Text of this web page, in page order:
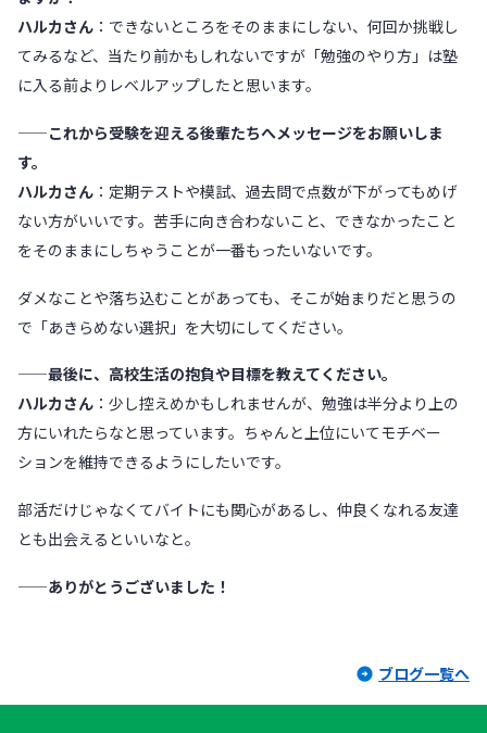
ハルカさん ：できないところをそのままにしない、何回か挑戦し
てみるなど、当たり前かもしれないですが「勉強のやり方」は塾
に入る前よりレベルアップしたと思います。
——これから受験を迎える後輩たちへメッセージをお願いしま
す。
ハルカさん ：定期テストや模試、過去問で点数が下がってもめげ
ない方がいいです。苦手に向き合わないこと、できなかったこと
をそのままにしちゃうことが一番もったいないです。
ダメなことや落ち込むことがあっても、そこが始まりだと思うの
で「あきらめない選択」を大切にしてください。
——最後に、高校生活の抱負や目標を教えてください。
ハルカさん ：少し控えめかもしれませんが、勉強は半分より上の
方にいれたらなと思っています。ちゃんと上位にいてモチベー
ションを維持できるようにしたいです。
部活だけじゃなくてバイトにも関心があるし、仲良くなれる友達
とも出会えるといいなと。
——ありがとうございました！
ブログ一覧へ